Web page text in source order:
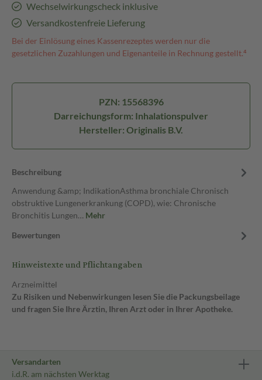
Wechselwirkungscheck inklusive
Versandkostenfreie Lieferung
Bei der Einlösung eines Kassenrezeptes werden nur die
gesetzlichen Zuzahlungen und Eigenanteile in Rechnung gestellt.⁴
PZN: 15568396
Darreichungsform: Inhalationspulver
Hersteller: Originalis B.V.
Beschreibung
Anwendung &amp; IndikationAsthma bronchiale Chronisch
obstruktive Lungenerkrankung (COPD), wie: Chronische
Bronchitis Lungen… Mehr
Bewertungen
Hinweistexte und Pflichtangaben
Arzneimittel
Zu Risiken und Nebenwirkungen lesen Sie die Packungsbeilage
und fragen Sie Ihre Ärztin, Ihren Arzt oder in Ihrer Apotheke.
Versandarten
i.d.R. am nächsten Werktag